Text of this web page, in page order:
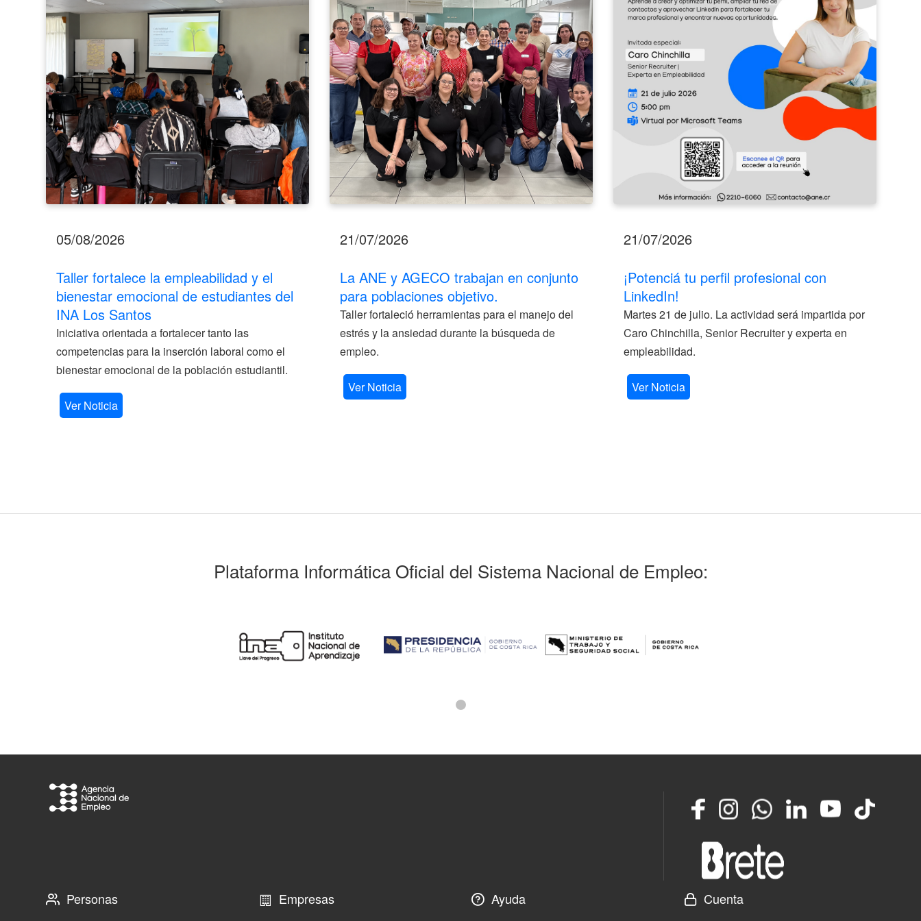
el
bienestar
emocional
de
estudiantes
del
INA
Los
Santos
05/08/2026
Taller fortalece la empleabilidad y el
bienestar emocional de estudiantes del
INA Los Santos
Iniciativa orientada a fortalecer tanto las
competencias para la inserción laboral como el
bienestar emocional de la población estudiantil.
Ver Noticia
en
conjunto
para
poblaciones
objetivo.
21/07/2026
La ANE y AGECO trabajan en conjunto
para poblaciones objetivo.
Taller fortaleció herramientas para el manejo del
estrés y la ansiedad durante la búsqueda de
empleo.
Ver Noticia
LinkedIn!
21/07/2026
¡Potenciá tu perfil profesional con
LinkedIn!
Martes 21 de julio. La actividad será impartida por
Caro Chinchilla, Senior Recruiter y experta en
empleabilidad.
Ver Noticia
Plataforma Informática Oficial del Sistema Nacional de Empleo:
FacebookInstagramWhatsappLinkedInYouTube
TikTok
Personas Empresas Ayuda Cuenta